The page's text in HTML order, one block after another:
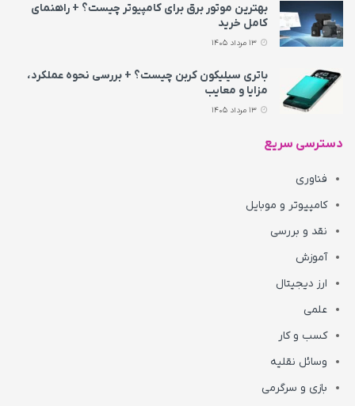
بهترین موتور برق برای کامپیوتر چیست؟ + راهنمای
کامل خرید
باتری سیلیکون کربن چیست؟ + بررسی نحوه عملکرد،
مزایا و معایب
دسترسی سریع
فناوری
کامپیوتر و موبایل
نقد و بررسی
آموزش
ارز دیجیتال
علمی
کسب و کار
وسائل نقلیه
بازی و سرگرمی